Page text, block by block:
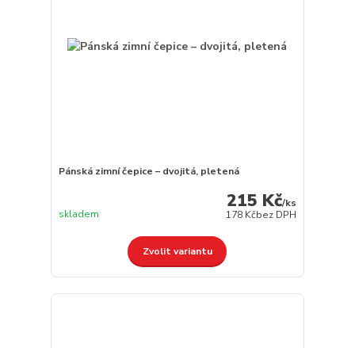
Pánská zimní čepice – dvojitá, pletená
215 Kč/ks
178 Kčbez DPH
skladem
Zvolit variantu